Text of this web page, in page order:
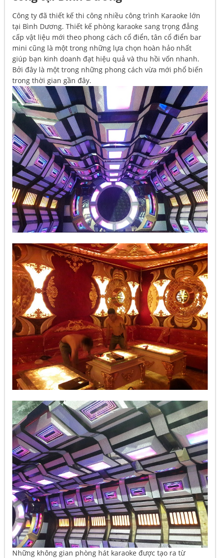
Công ty đã thiết kế thi công nhiều công trình Karaoke lớn
tại Bình Dương. Thiết kế phòng karaoke sang trọng đẳng
cấp vật liệu mới theo phong cách cổ điển, tân cổ điển bar
mini cũng là một trong những lựa chọn hoàn hảo nhất
giúp bạn kinh doanh đạt hiệu quả và thu hồi vốn nhanh.
Bởi đây là một trong những phong cách vừa mới phổ biến
trong thời gian gần đây.
Những không gian phòng hát karaoke được tạo ra từ